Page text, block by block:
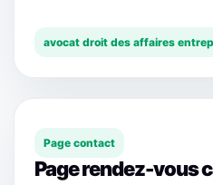
avocat droit des affaires
Page contact
Page rendez-vous